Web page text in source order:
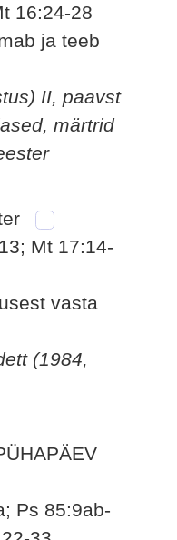
16:24-28
ja teeb
II, paavst
märtrid
Mt 17:14-
vasta
(1984,
Ps 85:9ab-